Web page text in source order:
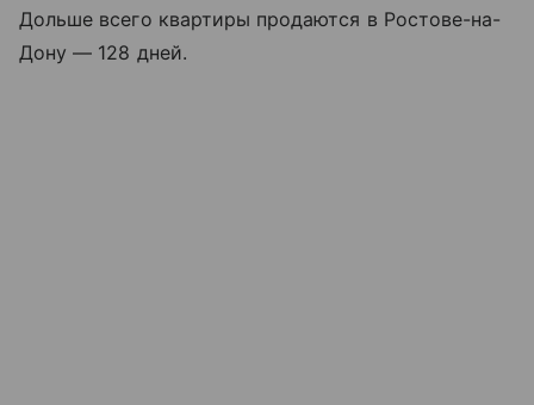
Дольше всего квартиры продаются в Ростове-на-
Дону — 128 дней.